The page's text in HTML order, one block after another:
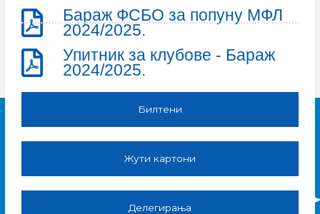
Бараж ФСБО за попуну МФЛ
2024/2025.
Упитник за клубове - Бараж
2024/2025.
Билтени
Жути картони
Делегирања